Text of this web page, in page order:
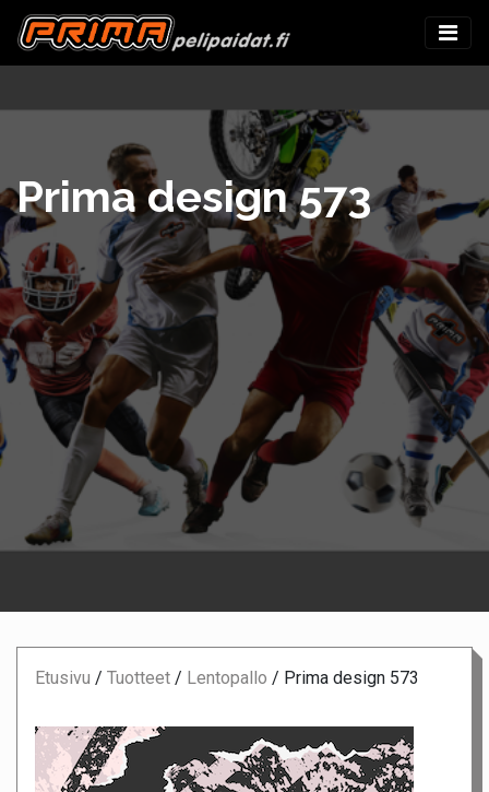
Prima design 573
Etusivu / Tuotteet / Lentopallo / Prima design 573